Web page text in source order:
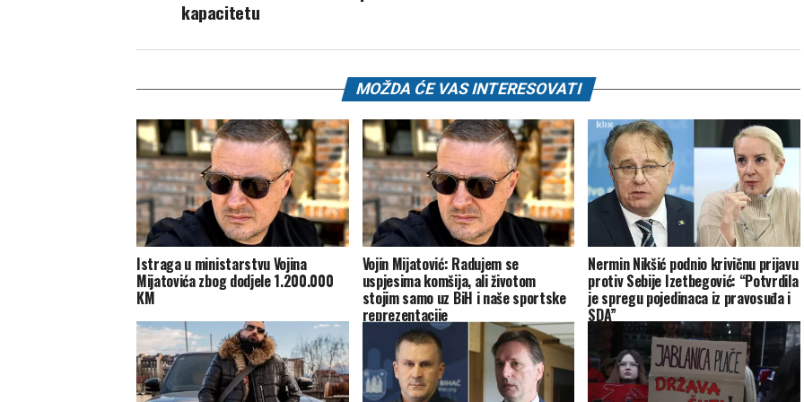
kapacitetu
MOŽDA ĆE VAS INTERESOVATI
Istraga u ministarstvu Vojina
Mijatovića zbog dodjele 1.200.000
KM
Vojin Mijatović: Radujem se
uspjesima komšija, ali životom
stojim samo uz BiH i naše sportske
reprezentacije
Nermin Nikšić podnio krivičnu prijavu
protiv Sebije Izetbegović: “Potvrdila
je spregu pojedinaca iz pravosuđa i
SDA”